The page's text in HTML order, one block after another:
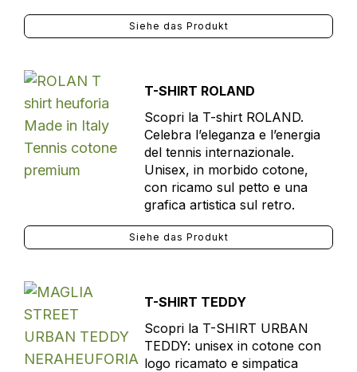
Siehe das Produkt
T-SHIRT ROLAND
Scopri la T-shirt ROLAND.
Celebra l’eleganza e l’energia
del tennis internazionale.
Unisex, in morbido cotone,
con ricamo sul petto e una
grafica artistica sul retro.
Siehe das Produkt
T-SHIRT TEDDY
Scopri la T-SHIRT URBAN
TEDDY: unisex in cotone con
logo ricamato e simpatica